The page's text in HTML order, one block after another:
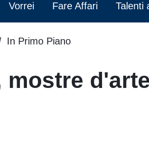
Vorrei Fare Affari Talenti
In Primo Piano